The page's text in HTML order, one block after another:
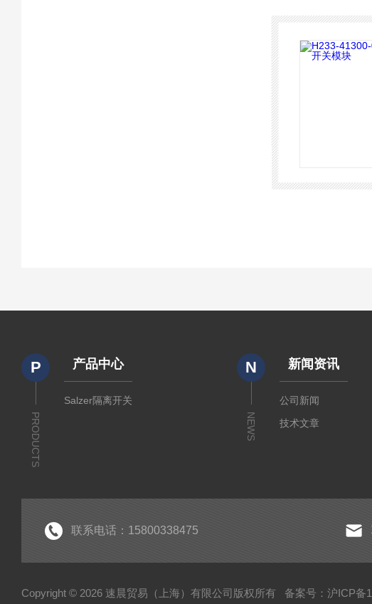
P
PRODUCTS
产品中心
Salzer隔离开关
N
NEWS
新闻资讯
公司新闻
技术文章
联系电话：15800338475
Copyright © 2026 速晨贸易（上海）有限公司版权所有 备案号：沪ICP备